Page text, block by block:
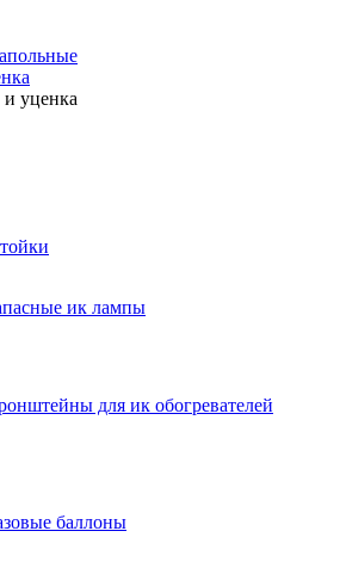
и уценка
ик лампы
для ик обогревателей
баллоны